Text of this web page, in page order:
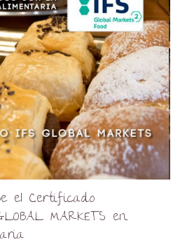
el Certificado
MARKETS en